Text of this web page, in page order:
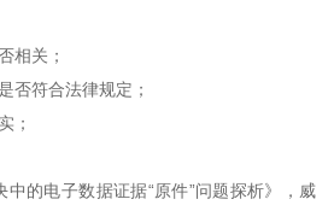
相关；
否符合法律规定；
；
的电子数据证据“原件”问题探析》，威